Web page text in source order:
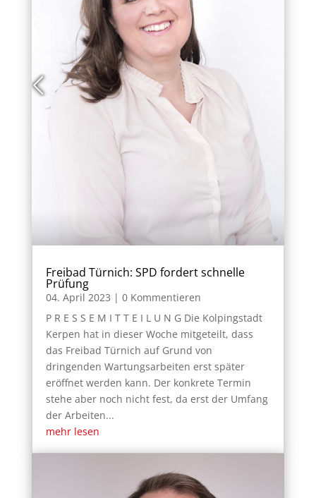
Freibad Türnich: SPD fordert schnelle
Prüfung
04. April 2023 | 0 Kommentieren
P R E S S E M I T T E I L U N G Die Kolpingstadt
Kerpen hat in dieser Woche mitgeteilt, dass
das Freibad Türnich auf Grund von
dringenden Wartungsarbeiten erst später
eröffnet werden kann. Der konkrete Termin
stehe aber noch nicht fest, da erst der Umfang
der Arbeiten...
mehr lesen